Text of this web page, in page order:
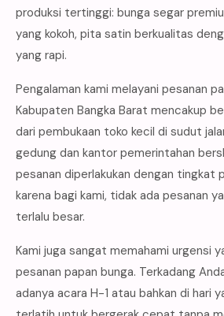
produksi tertinggi: bunga segar
yang kokoh, pita satin berkualitas
yang rapi.
Pengalaman kami melayani pesanan
Kabupaten Bangka Barat mencakup
dari pembukaan toko kecil di sudut
gedung dan kantor pemerintahan
pesanan diperlakukan dengan tingkat
karena bagi kami, tidak ada pesanan
terlalu besar.
Kami juga sangat memahami urgensi
pesanan papan bunga. Terkadang
adanya acara H-1 atau bahkan di hari